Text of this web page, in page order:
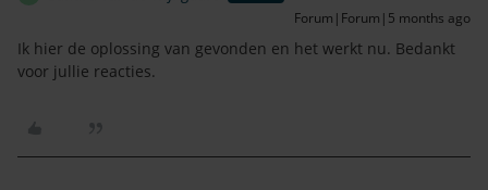
Forum|Forum|5 months ago
Ik hier de oplossing van gevonden en het werkt nu. Bedankt
voor jullie reacties.